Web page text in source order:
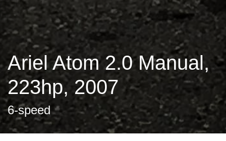
Ariel Atom 2.0 Manual,
223hp, 2007
6-speed